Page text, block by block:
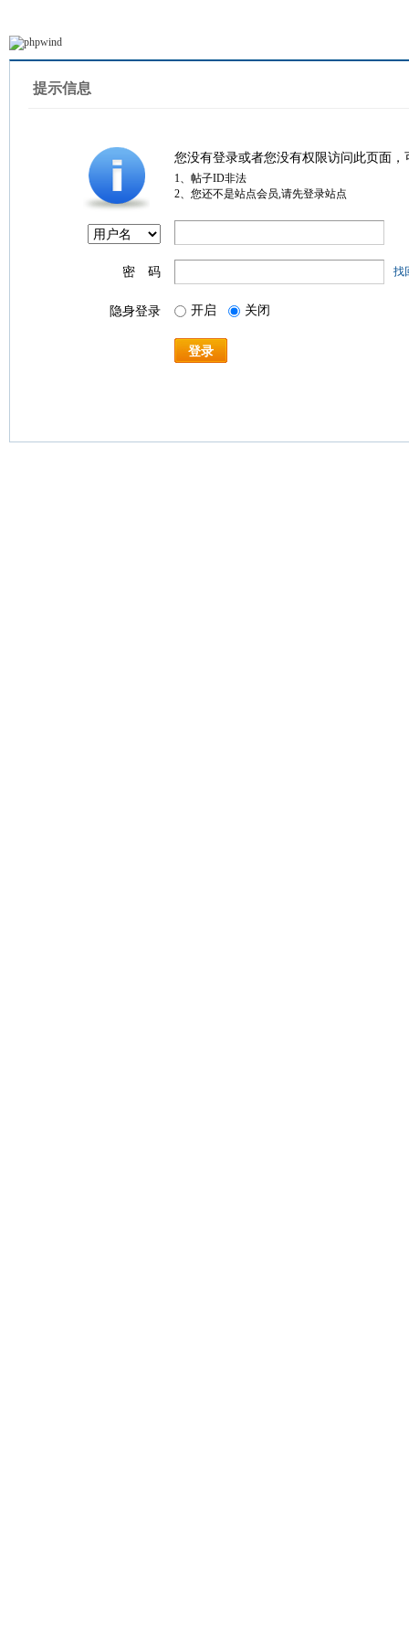
提示信息
您没有登录或者您没有权限访问此页面
1、帖子ID非法
2、您还不是站点会员,请先登录站点
密 码 找
隐身登录 开启 关闭
登录